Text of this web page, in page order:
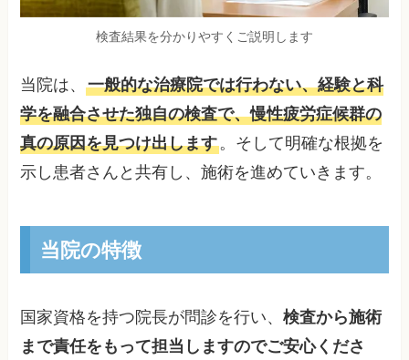
検査結果を分かりやすくご説明します
当院は、一般的な治療院では行わない、経験と科
学を融合させた独自の検査で、慢性疲労症候群の
真の原因を見つけ出します。そして明確な根拠を
示し患者さんと共有し、施術を進めていきます。
当院の特徴
国家資格を持つ院長が問診を行い、検査から施術
まで責任をもって担当しますのでご安心くださ